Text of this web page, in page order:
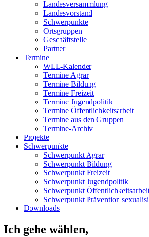
Landesversammlung
Landesvorstand
Schwerpunkte
Ortsgruppen
Geschäftstelle
Partner
Termine
WLL-Kalender
Termine Agrar
Termine Bildung
Termine Freizeit
Termine Jugendpolitik
Termine Öffentlichkeitsarbeit
Termine aus den Gruppen
Termine-Archiv
Projekte
Schwerpunkte
Schwerpunkt Agrar
Schwerpunkt Bildung
Schwerpunkt Freizeit
Schwerpunkt Jugendpolitik
Schwerpunkt Öffentlichkeitsarbeit
Schwerpunkt Prävention
Downloads
Ich gehe wählen,